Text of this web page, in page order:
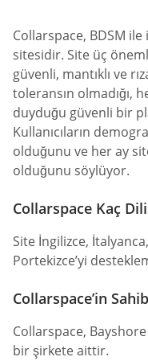
Collarspace, BDSM
sitesidir. Site üç
güvenli, mantıklı ve
toleransın olmadığı,
duyduğu güvenli bir
Kullanıcıların
olduğunu ve her ay
olduğunu söylüyor.
Collarspace Kaç
Site İngilizce,
Portekizce’yi
Collarspace’in
Collarspace,
bir şirkete aittir.